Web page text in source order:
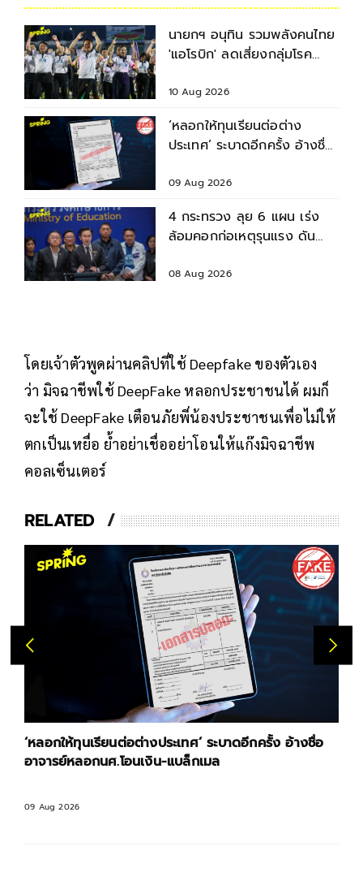
นายกฯ อนุทิน รวมพลังคนไทย
'แอโรบิก' ลดเสี่ยงกลุ่มโรค
10 Aug 2026
‘หลอกให้ทุนเรียนต่อต่าง
ประเทศ’ ระบาดอีกครั้ง อ้างชื่อ
ล็กเมล
09 Aug 2026
4 กระทรวง ลุย 6 แผน เร่ง
ล้อมคอกก่อเหตุรุนแรง ดัน
ศึกษา
08 Aug 2026
โดยเจ้าตัวพูดผ่านคลิปที่ใช้ Deepfake ของตัวเอง
ว่า มิจฉาชีพใช้ DeepFake หลอกประชาชนได้ ผมก็
จะใช้ DeepFake เตือนภัยพี่น้องประชาชนเพื่อไม่ให้
ตกเป็นเหยื่อ ย้ำอย่าเชื่ออย่าโอนให้แก๊งมิจฉาชีพ
คอลเซ็นเตอร์
RELATED
‘หลอกให้ทุนเรียนต่อต่างประเทศ’ ระบาดอีกครั้ง อ้างชื่อ
อาจารย์หลอกนศ.โอนเงิน-แบล็กเมล
09 Aug 2026